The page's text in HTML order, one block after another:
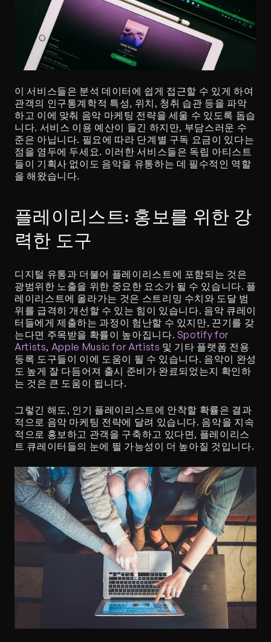
이 서비스들은 분석 데이터에 쉽게 접근할 수 있게 하여
관객의 인구통계학적 특성, 위치, 청취 습관 등을 파악
하고 이에 맞춰 음악 마케팅 전략을 세울 수 있도록 돕습
니다. 서비스 이용 예산이 들긴 하지만, 부담스러운 수
준은 아닙니다. 필요에 따라 단계별 구독 요금이 있다는
점을 염두에 두세요. 이러한 서비스들은 독립 아티스트
들이 기획사 없이도 음악을 유통하는 데 필수적인 역할
을 해왔습니다.
플레이리스트: 홍보를 위한 강
력한 도구
디지털 유통과 더불어 플레이리스트에 포함되는 것은
광범위한 노출을 위한 중요한 요소가 될 수 있습니다. 플
레이리스트에 올라가는 것은 스트리밍 수치와 도달 범
위를 급격히 개선할 수 있는 힘이 있습니다. 음악 큐레이
터들에게 제출하는 과정이 험난할 수 있지만, 끈기를 갖
는다면 주목받을 확률이 높아집니다. Spotify for
Artists, Apple Music for Artists 및 기타 플랫폼 전용
등록 도구들이 이에 도움이 될 수 있습니다. 음악이 완성
도 높게 잘 다듬어져 출시 준비가 완료되었는지 확인하
는 것은 큰 도움이 됩니다.
그렇긴 해도, 인기 플레이리스트에 안착할 확률은 결과
적으로 음악 마케팅 전략에 달려 있습니다. 음악을 지속
적으로 홍보하고 관객을 구축하고 있다면, 플레이리스
트 큐레이터들의 눈에 띌 가능성이 더 높아질 것입니다.